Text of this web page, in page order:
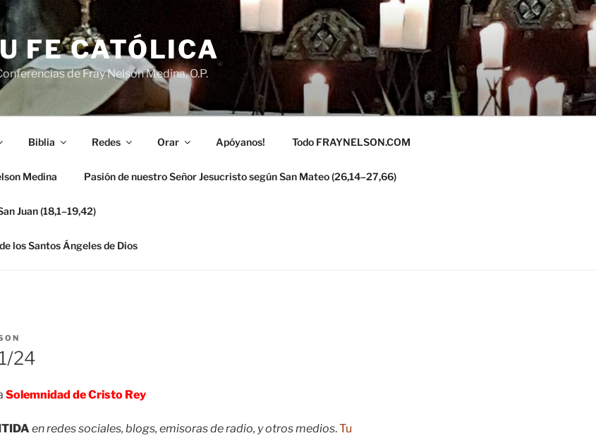
FE CATÓLICA
de Fray Nelson Medina, O.P.
Biblia Redes Orar Apóyanos! Todo FRAYNELSON.COM
Medina Pasión de nuestro Señor Jesucristo según San Mateo (26,14–27,66)
Juan (18,1–19,42)
los Santos Ángeles de Dios
24
Solemnidad de Cristo Rey
en redes sociales, blogs, emisoras de radio, y otros medios.Tu